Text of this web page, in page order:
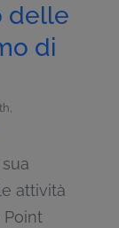
delle
di
attività